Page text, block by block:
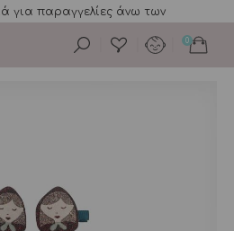
για παραγγελίες άνω των
0